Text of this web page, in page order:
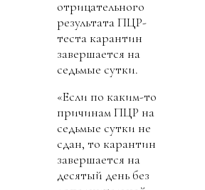
отрицательного
результата ПЦР-
теста карантин
завершается на
седьмые сутки.
«Если по каким-то
причинам ПЦР на
седьмые сутки не
сдан, то карантин
завершается на
десятый день без